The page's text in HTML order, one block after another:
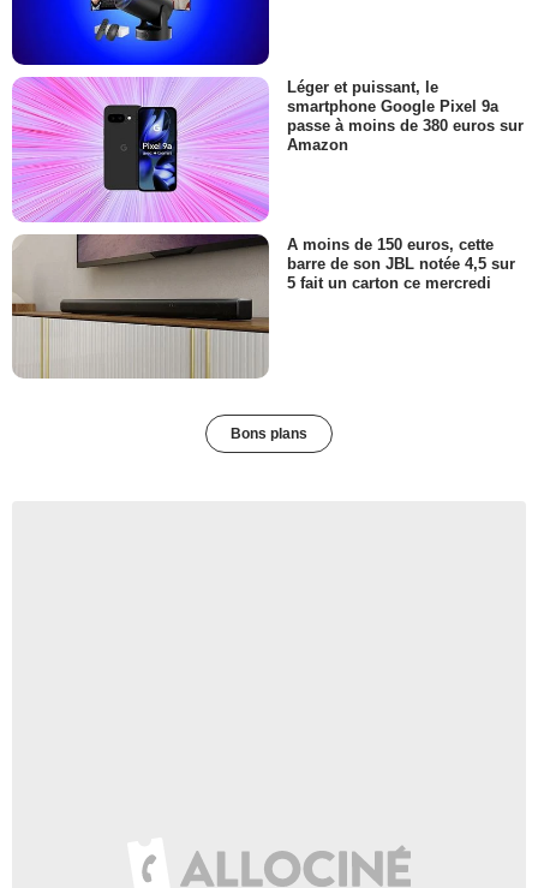
Léger et puissant, le
smartphone Google Pixel 9a
passe à moins de 380 euros sur
Amazon
A moins de 150 euros, cette
barre de son JBL notée 4,5 sur
5 fait un carton ce mercredi
Bons plans